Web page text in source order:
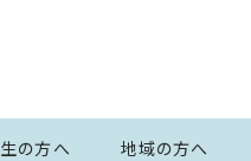
の方へ 地域の方へ